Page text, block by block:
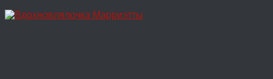
Перейти